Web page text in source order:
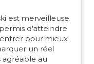
est merveilleuse.
d'atteindre
pour mieux
un réel
au